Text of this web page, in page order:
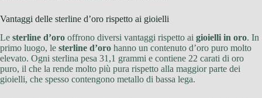
Vantaggi delle sterline d’oro rispetto ai gioielli
Le sterline d’oro offrono diversi vantaggi rispetto ai gioielli in oro. In
primo luogo, le sterline d’oro hanno un contenuto d’oro puro molto
elevato. Ogni sterlina pesa 31,1 grammi e contiene 22 carati di oro
puro, il che la rende molto più pura rispetto alla maggior parte dei
gioielli, che spesso contengono metallo di bassa lega.